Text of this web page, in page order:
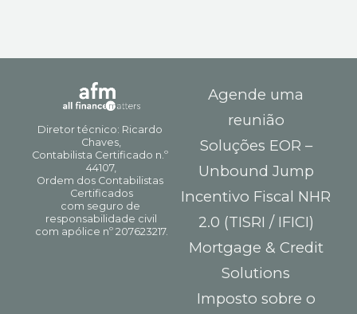
Agende uma
reunião
Soluções EOR –
Unbound Jump
Incentivo Fiscal NHR
2.0 (TISRI / IFICI)
Mortgage & Credit
Solutions
Imposto sobre o